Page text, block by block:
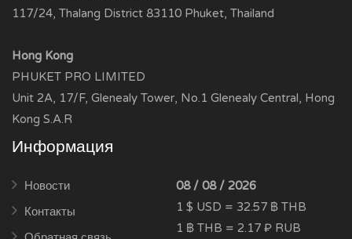
117/24, Thalang District 83110 Phuket, Thailand
Hong Kong
PHUKET PRO LIMITED
Unit 2A, 17/F, Glenealy Tower, No.1 Glenealy Central, Hong
Kong S.A.R
Информация
Новости
Контакты
08 / 08 / 2026
1 $ USD = 32.57 ฿ THB
1 ฿ THB = 2.17 ₽ RUB